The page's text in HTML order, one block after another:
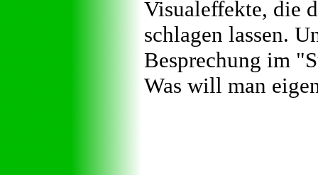
Visualeffekte, die
schlagen lassen.
Besprechung im
Was will man